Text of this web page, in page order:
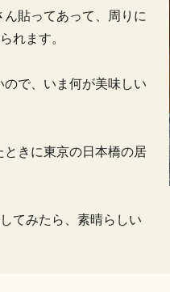
貼ってあって、周りに
れます。
で、いま何が美味しい
きに東京の日本橋の居
てみたら、素晴らしい